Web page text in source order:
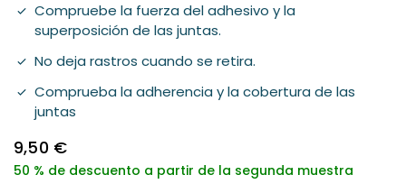
Compruebe la fuerza del adhesivo y la
superposición de las juntas.
No deja rastros cuando se retira.
Comprueba la adherencia y la cobertura de las
juntas
Verkaufspreis
9,50 €
Normaler
Preis
50 % de descuento a partir de la segunda muestra